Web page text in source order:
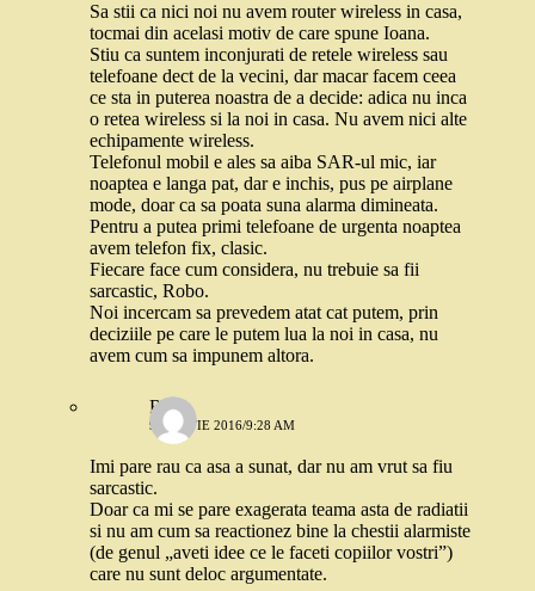
Sa stii ca nici noi nu avem router wireless in casa,
tocmai din acelasi motiv de care spune Ioana.
Stiu ca suntem inconjurati de retele wireless sau
telefoane dect de la vecini, dar macar facem ceea
ce sta in puterea noastra de a decide: adica nu inca
o retea wireless si la noi in casa. Nu avem nici alte
echipamente wireless.
Telefonul mobil e ales sa aiba SAR-ul mic, iar
noaptea e langa pat, dar e inchis, pus pe airplane
mode, doar ca sa poata suna alarma dimineata.
Pentru a putea primi telefoane de urgenta noaptea
avem telefon fix, clasic.
Fiecare face cum considera, nu trebuie sa fii
sarcastic, Robo.
Noi incercam sa prevedem atat cat putem, prin
deciziile pe care le putem lua la noi in casa, nu
avem cum sa impunem altora.
Robo
9 MARTIE 2016/9:28 AM
Imi pare rau ca asa a sunat, dar nu am vrut sa fiu
sarcastic.
Doar ca mi se pare exagerata teama asta de radiatii
si nu am cum sa reactionez bine la chestii alarmiste
(de genul „aveti idee ce le faceti copiilor vostri”)
care nu sunt deloc argumentate.